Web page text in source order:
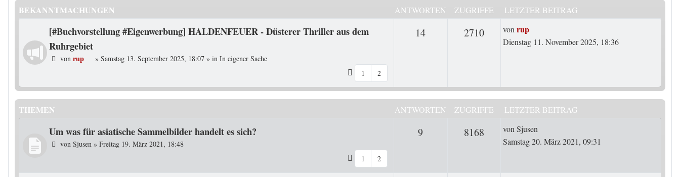
BEKANNTMACHUNGEN ANTWORTEN ZUGRIFFE LETZTER BEITRAG
[#Buchvorstellung #Eigenwerbung] HALDENFEUER - Düsterer Thriller aus dem
Ruhrgebiet
von rup » Samstag 13. September 2025, 18:07 » in In eigener Sache
1
2
14Antworten2710ZugriffeLetzter Beitrag
vonrup
Dienstag 11. November 2025, 18:36
THEMEN ANTWORTEN ZUGRIFFE LETZTER BEITRAG
Um was für asiatische Sammelbilder handelt es sich?
von Sjusen » Freitag 19. März 2021, 18:48
1
2
9 Antworten8168 ZugriffeLetzter Beitrag
vonSjusen
Samstag 20. März 2021, 09:31